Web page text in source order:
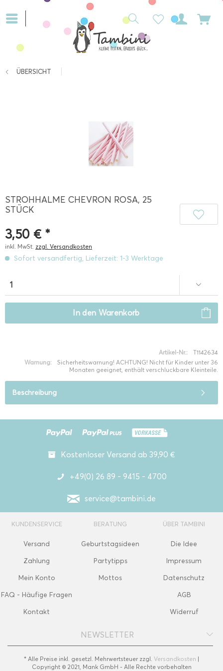
ÜBERSICHT
STROHHALME CHEVRON ROSA, 25
STÜCK
3,50 € *
inkl. MwSt. zzgl. Versandkosten
Sofort versandfertig, Lieferzeit: 1-3 Werktage
In den Warenkorb
Artikel-Nr.:
T1142634
Warnung:
Sicherheitswarnung! ACHTUNG! Nicht für Kinder unter 36
Monaten geeignet, enthält verschluckbare Kleinteile.
Beschreibung
Kostenloser Versand ab 39,90 €
+49(0) 26 89 - 9415 - 4700
service@tambini.de
KUNDENSERVICE
Versand
Zahlung
Mein Konto
FAQ - Häufige Fragen
Kontakt
BERATUNG
Geburtstagsideen
Partytipps
Mottos
ÜBER TAMBINI
Die Idee
Impressum
Datenschutz
AGB
Widerruf
NEWSLETTER
* Alle Preise inkl. gesetzl. Mehrwertsteuer zzgl. Versandkosten |
Copyright © 2021, Mank GmbH - Alle Rechte vorbehalten